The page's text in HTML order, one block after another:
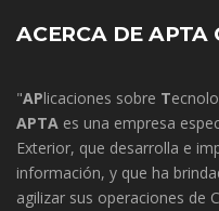
ACERCA DE APTA
"APlicaciones sobre T
APTA es una empresa
Exterior, que desarrolla e
información, y que ha
agilizar sus operaciones de